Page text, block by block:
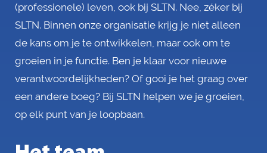
(professionele) leven, ook bij SLTN. Nee, zéker bij
SLTN. Binnen onze organisatie krijg je niet alleen
de kans om je te ontwikkelen, maar ook om te
groeien in je functie. Ben je klaar voor nieuwe
verantwoordelijkheden? Of gooi je het graag over
een andere boeg? Bij SLTN helpen we je groeien,
op elk punt van je loopbaan.